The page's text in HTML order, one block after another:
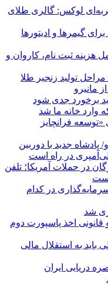
لوکس: گالری طلای
گیمرها و ادیتورها
بررسی کامل هزینه ثبت نام، کاروان و
تولید زنجیر طلا
مانیرو
برخورد جدی شود
وارد خانه ما شد
فرانچایز
مشخصات شیائومی ۱۸ پرو/ پادشاه جدید با دوربین
هرمزگان در حملات آمریکا؛ تلفن
در کدام
شد
اخذ پاسپورت دوم
باید به استقلال مالی
دریایی ایران